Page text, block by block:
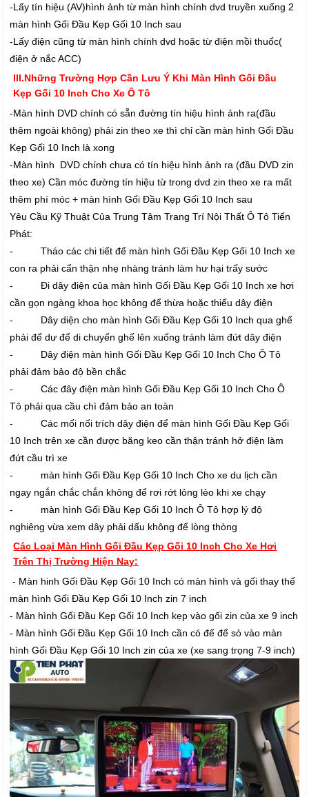
-Lấy tín hiệu (AV)hình ảnh từ màn hình chính dvd truyền xuống 2
màn hình Gối Đầu Kẹp Gối 10 Inch sau
-Lấy điện cũng từ màn hình chính dvd hoặc từ điện mồi thuốc(
điện ở nắc ACC)
III.Những Trường Hợp Cần Lưu Ý Khi Màn Hình Gối Đầu
Kẹp Gối 10 Inch Cho Xe Ô Tô
-Màn hình DVD chính có sẵn đường tín hiệu hình ảnh ra(đầu
thêm ngoài không) phải zin theo xe thì chỉ cần màn hình Gối Đầu
Kẹp Gối 10 Inch là xong
-Màn hình DVD chính chưa có tín hiệu hình ảnh ra (đầu DVD zin
theo xe) Cần móc đường tín hiệu từ trong dvd zin theo xe ra mất
thêm phí móc + màn hình Gối Đầu Kẹp Gối 10 Inch sau
Yêu Cầu Kỹ Thuật Của Trung Tâm Trang Trí Nội Thất Ô Tô Tiến
Phát:
- Tháo các chi tiết để màn hình Gối Đầu Kẹp Gối 10 Inch xe
con ra phải cẩn thận nhẹ nhàng tránh làm hư hại trấy sước
- Đi dây điện của màn hình Gối Đầu Kẹp Gối 10 Inch xe hơi
cần gọn ngàng khoa học không để thừa hoặc thiếu dây điện
- Dây diện cho màn hình Gối Đầu Kẹp Gối 10 Inch qua ghế
phải để dư để di chuyển ghế lên xuống tránh làm đứt dây điện
- Dây điện màn hình Gối Đầu Kẹp Gối 10 Inch Cho Ô Tô
phải đảm bảo độ bền chắc
- Các đây điện màn hình Gối Đầu Kẹp Gối 10 Inch Cho Ô
Tô phải qua cầu chì đảm bảo an toàn
- Các mối nối trích dây điện để màn hình Gối Đầu Kẹp Gối
10 Inch trên xe cần được băng keo cần thận tránh hở điện làm
đứt cầu trì xe
- màn hình Gối Đầu Kẹp Gối 10 Inch Cho xe du lịch cần
ngay ngắn chắc chắn không để rơi rớt lỏng lẻo khi xe chạy
- màn hình Gối Đầu Kẹp Gối 10 Inch Ô Tô hợp lý độ
nghiêng vừa xem dây phải dấu không để lòng thòng
Các Loại Màn Hình Gối Đầu Kẹp Gối 10 Inch Cho Xe Hơi
Trên Thị Trường Hiện Nay:
- Màn hinh Gối Đầu Kẹp Gối 10 Inch có màn hình và gối thay thế
màn hình Gối Đầu Kẹp Gối 10 Inch zin 7 inch
- Màn hình Gối Đầu Kẹp Gối 10 Inch kẹp vào gối zin của xe 9 inch
- Màn hình Gối Đầu Kẹp Gối 10 Inch cần có đế để sỏ vào màn
hình Gối Đầu Kẹp Gối 10 Inch zin của xe (xe sang trọng 7-9 inch)